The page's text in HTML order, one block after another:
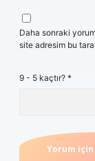
Daha sonraki
site adresim bu
9 - 5 kaçtır? *